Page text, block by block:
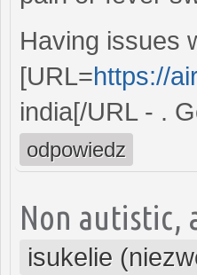
Having issues
[URL=https://
india[/URL - .
odpowiedz
Non autistic,
isukelie